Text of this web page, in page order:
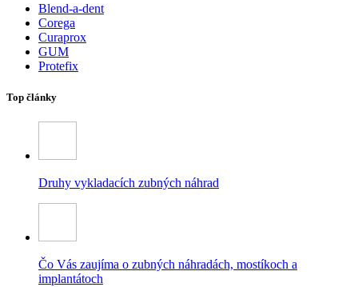
Blend-a-dent
Corega
Curaprox
GUM
Protefix
Top články
Druhy vykladacích zubných náhrad
Čo Vás zaujíma o zubných náhradách, mostíkoch a
implantátoch